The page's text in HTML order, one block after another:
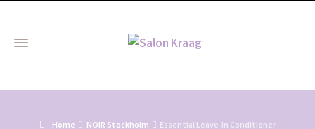
Home NOIR Stockholm Essential Leave-In Conditioner